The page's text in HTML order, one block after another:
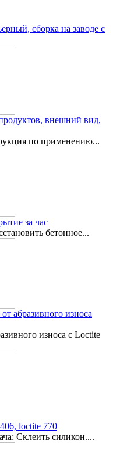
сборка на заводе с
внешний вид,
по применению...
за час
бетонное...
абразивного износа
износа с Loctite
loctite 770
Склеить силикон....